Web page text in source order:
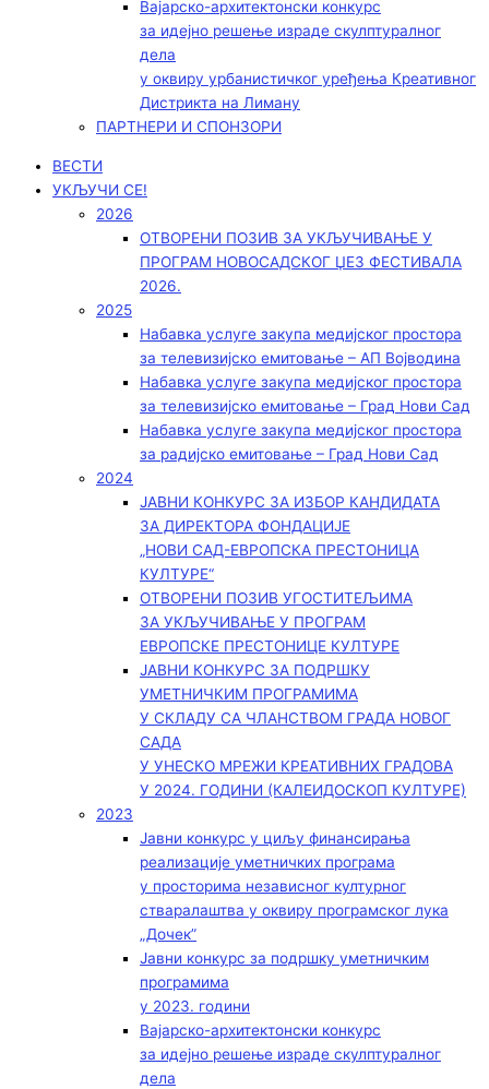
Вајарско-архитектонски конкурс
за идејно решење израде скулптуралног
дела
у оквиру урбанистичког уређења Креативног
Дистрикта на Лиману
ПАРТНЕРИ И СПОНЗОРИ
ВЕСТИ
УКЉУЧИ СЕ!
2026
ОТВОРЕНИ ПОЗИВ ЗА УКЉУЧИВАЊЕ У
ПРОГРАМ НОВОСАДСКОГ ЏЕЗ ФЕСТИВАЛА
2026.
2025
Набавка услуге закупа медијског простора
за телевизијско емитовање – АП Војводинa
Набавка услуге закупа медијског простора
за телевизијско емитовање – Град Нови Сад
Набавка услуге закупа медијског простора
за радијско емитовање – Град Нови Сад
2024
ЈАВНИ КОНКУРС ЗА ИЗБОР КАНДИДАТА
ЗА ДИРЕКТОРА ФОНДАЦИЈЕ
„НОВИ САД-ЕВРОПСКА ПРЕСТОНИЦА
КУЛТУРЕ“
ОТВОРЕНИ ПОЗИВ УГОСТИТЕЉИМА
ЗА УКЉУЧИВАЊЕ У ПРОГРАМ
ЕВРОПСКЕ ПРЕСТОНИЦЕ КУЛТУРЕ
ЈАВНИ КОНКУРС ЗА ПОДРШКУ
УМЕТНИЧКИМ ПРОГРАМИМА
У СКЛАДУ СА ЧЛАНСТВОМ ГРАДА НОВОГ
САДА
У УНЕСКО МРЕЖИ КРЕАТИВНИХ ГРАДОВА
У 2024. ГОДИНИ (КАЛЕИДОСКОП КУЛТУРЕ)
2023
Јавни конкурс у циљу финансирања
реализације уметничких програма
у просторима независног културног
стваралаштва у оквиру програмског лука
„Дочек”
Јавни конкурс за подршку уметничким
програмима
у 2023. години
Вајарско-архитектонски конкурс
за идејно решење израде скулптуралног
дела